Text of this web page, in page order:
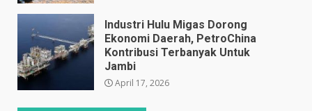
Industri Hulu Migas Dorong
Ekonomi Daerah, PetroChina
Kontribusi Terbanyak Untuk
Jambi
April 17, 2026